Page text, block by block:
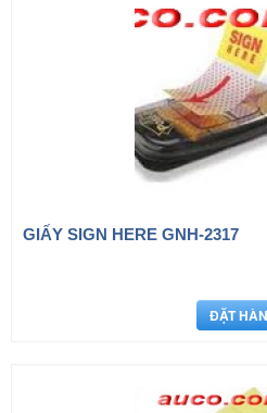
GIẤY SIGN HERE GNH-2317